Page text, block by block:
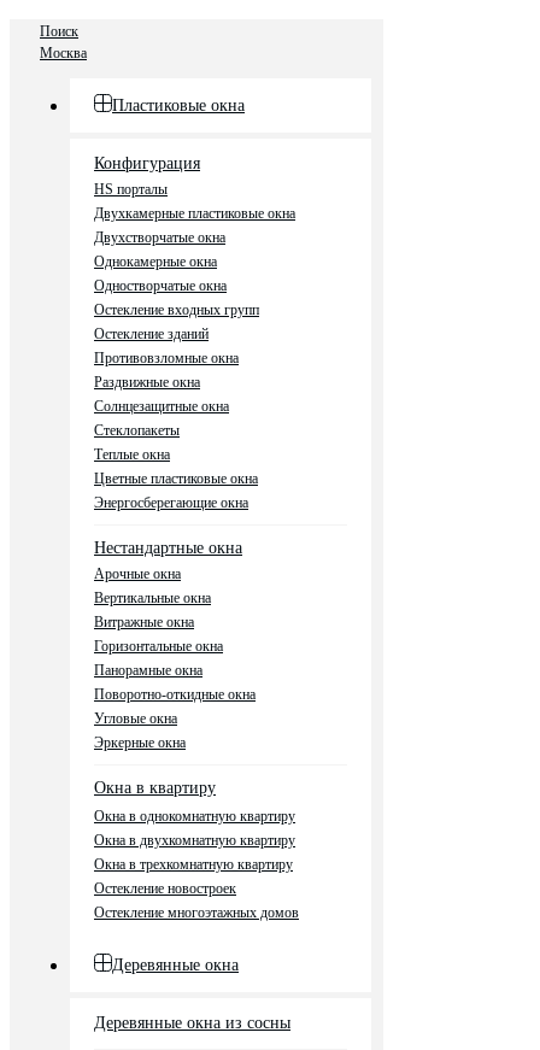
Поиск
Москва
Пластиковые окна
Конфигурация
HS порталы
Двухкамерные пластиковые окна
Двухстворчатые окна
Однокамерные окна
Одностворчатые окна
Остекление входных групп
Остекление зданий
Противовзломные окна
Раздвижные окна
Солнцезащитные окна
Стеклопакеты
Теплые окна
Цветные пластиковые окна
Энергосберегающие окна
Нестандартные окна
Арочные окна
Вертикальные окна
Витражные окна
Горизонтальные окна
Панорамные окна
Поворотно-откидные окна
Угловые окна
Эркерные окна
Окна в квартиру
Окна в однокомнатную квартиру
Окна в двухкомнатную квартиру
Окна в трехкомнатную квартиру
Остекление новостроек
Остекление многоэтажных домов
Деревянные окна
Деревянные окна из сосны